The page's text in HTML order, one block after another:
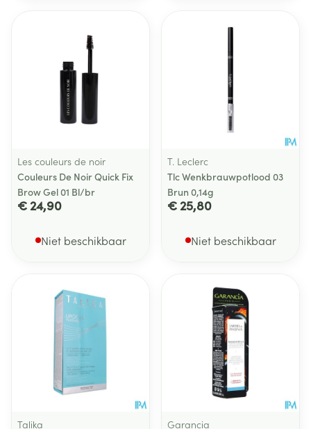
Les couleurs de noir
Couleurs De Noir Quick Fix
Brow Gel 01 Bl/br
€ 24,90
Niet beschikbaar
T. Leclerc
Tlc Wenkbrauwpotlood 03
Brun 0,14g
€ 25,80
Niet beschikbaar
Talika
Garancia